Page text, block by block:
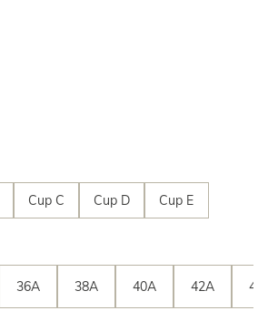
Cup C Cup D Cup E
36A 38A 40A 42A